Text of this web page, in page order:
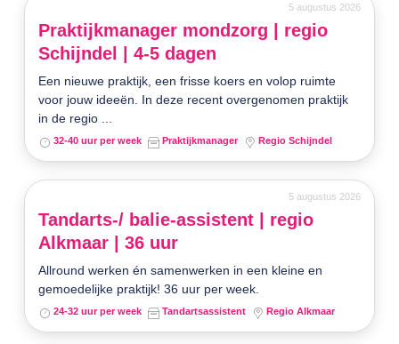
5 augustus 2026
Praktijkmanager mondzorg | regio
Schijndel | 4-5 dagen
Een nieuwe praktijk, een frisse koers en volop ruimte
voor jouw ideeën. In deze recent overgenomen praktijk
in de regio ...
32-40 uur per week Praktijkmanager Regio Schijndel
5 augustus 2026
Tandarts-/ balie-assistent | regio
Alkmaar | 36 uur
Allround werken én samenwerken in een kleine en
gemoedelijke praktijk! 36 uur per week.
24-32 uur per week Tandartsassistent Regio Alkmaar